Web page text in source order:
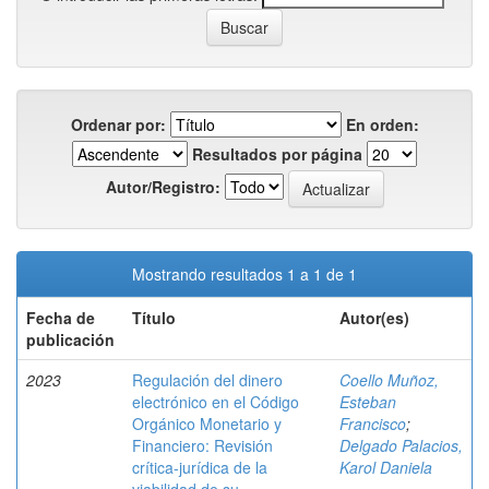
Ordenar por:
En orden:
Resultados por página
Autor/Registro:
Mostrando resultados 1 a 1 de 1
Fecha de
publicación
Título Autor(es)
2023
Regulación del dinero
electrónico en el Código
Orgánico Monetario y
Financiero: Revisión
crítica-jurídica de la
Coello Muñoz,
Esteban
Francisco;
Delgado Palacios,
Karol Daniela